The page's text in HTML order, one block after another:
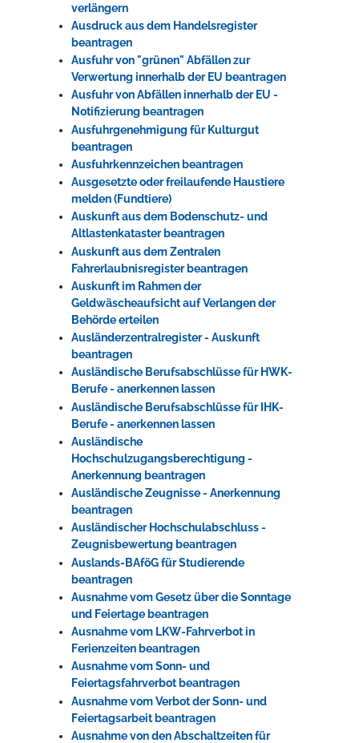
verlängern
Ausdruck aus dem Handelsregister
beantragen
Ausfuhr von "grünen" Abfällen zur
Verwertung innerhalb der EU beantragen
Ausfuhr von Abfällen innerhalb der EU -
Notifizierung beantragen
Ausfuhrgenehmigung für Kulturgut
beantragen
Ausfuhrkennzeichen beantragen
Ausgesetzte oder freilaufende Haustiere
melden (Fundtiere)
Auskunft aus dem Bodenschutz- und
Altlastenkataster beantragen
Auskunft aus dem Zentralen
Fahrerlaubnisregister beantragen
Auskunft im Rahmen der
Geldwäscheaufsicht auf Verlangen der
Behörde erteilen
Ausländerzentralregister - Auskunft
beantragen
Ausländische Berufsabschlüsse für HWK-
Berufe - anerkennen lassen
Ausländische Berufsabschlüsse für IHK-
Berufe - anerkennen lassen
Ausländische
Hochschulzugangsberechtigung -
Anerkennung beantragen
Ausländische Zeugnisse - Anerkennung
beantragen
Ausländischer Hochschulabschluss -
Zeugnisbewertung beantragen
Auslands-BAföG für Studierende
beantragen
Ausnahme vom Gesetz über die Sonntage
und Feiertage beantragen
Ausnahme vom LKW-Fahrverbot in
Ferienzeiten beantragen
Ausnahme vom Sonn- und
Feiertagsfahrverbot beantragen
Ausnahme vom Verbot der Sonn- und
Feiertagsarbeit beantragen
Ausnahme von den Abschaltzeiten für